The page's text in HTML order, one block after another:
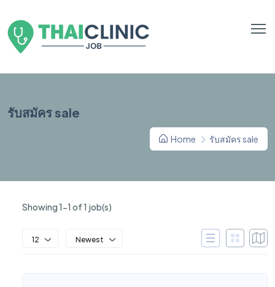
รับสมัคร sale
Home รับสมัคร sale
Showing 1-1 of 1 job(s)
12 Newest